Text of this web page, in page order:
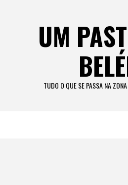
UM
TUDO O QUE SE PASSA NA